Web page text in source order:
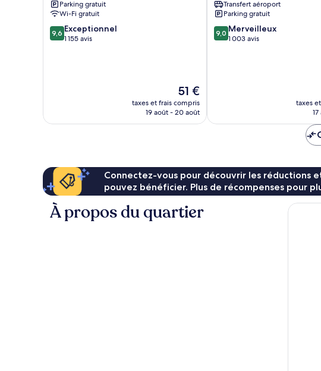
Parking gratuit
Wi-Fi gratuit
9.6
sur
9,6 Exceptionnel
1 155 avis
Le
nouveau
prix
51 €
taxes et frais compris
19 août - 20 août
économique
DIFC
Transfert aéroport
Parking gratuit
9.0
sur
9,0 Merveilleux
1 003 avis
taxes
Connectez-vous pour découvrir les réductions
pouvez bénéficier. Plus de récompenses pour
À propos du quartier